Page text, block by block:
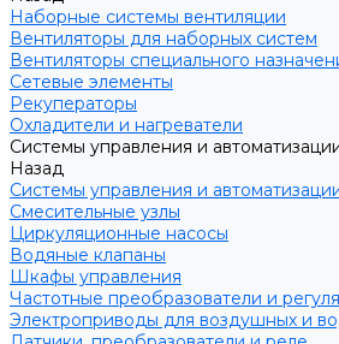
Наборные системы вентиляции
Вентиляторы для наборных систем
Вентиляторы специального
Сетевые элементы
Рекуператоры
Охладители и нагреватели
Системы управления и
Назад
Системы управления и
Смесительные узлы
Циркуляционные насосы
Водяные клапаны
Шкафы управления
Частотные преобразователи и
Электроприводы для воздушных и